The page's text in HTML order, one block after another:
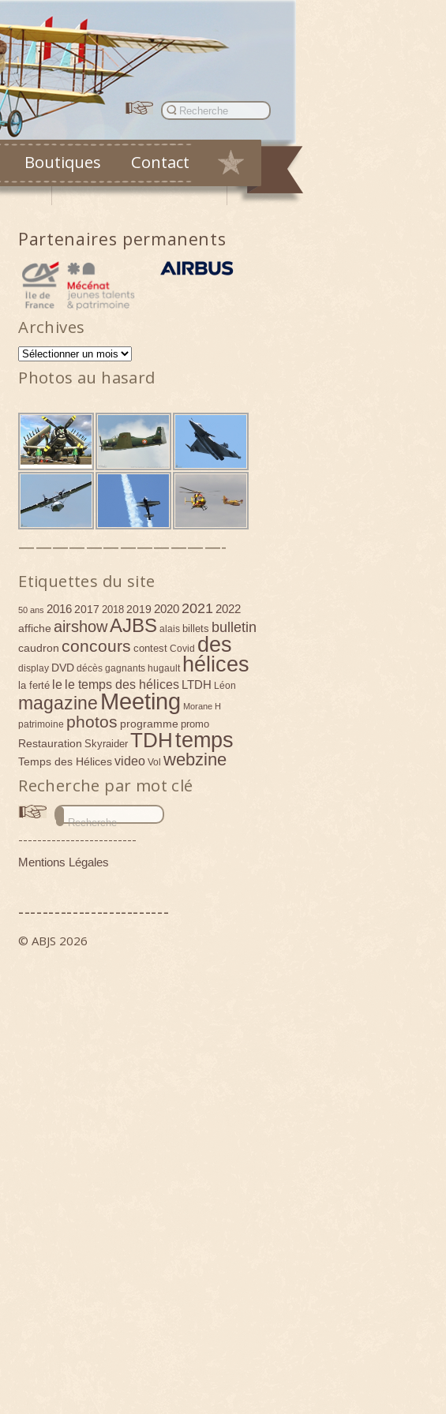
Boutiques Contact
Partenaires permanents
Archives
Archives
Photos au hasard
————————————-
Etiquettes du site
50 ans 2016 2017 2018 2019 2020 2021 2022
affiche airshowAJBS alais billets bulletin
caudron concours contest Covid des
display DVD décès gagnants hugault hélices
la ferté le le temps des hélices LTDH Léon
magazine Meeting Morane H
patrimoine photos programme promo
Restauration Skyraider TDHtemps
Temps des Hélicesvideo Vol webzine
Recherche par mot clé
-------------------------
Mentions Légales
-------------------------
© ABJS 2026